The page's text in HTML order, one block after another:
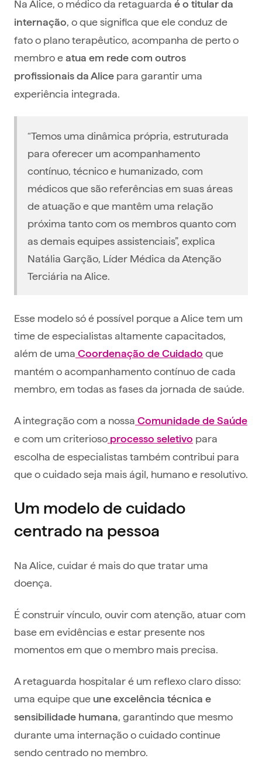
Na Alice, o médico da retaguarda é o titular da
internação, o que significa que ele conduz de
fato o plano terapêutico, acompanha de perto o
membro e atua em rede com outros
profissionais da Alice para garantir uma
experiência integrada.
“Temos uma dinâmica própria, estruturada
para oferecer um acompanhamento
contínuo, técnico e humanizado, com
médicos que são referências em suas áreas
de atuação e que mantêm uma relação
próxima tanto com os membros quanto com
as demais equipes assistenciais”, explica
Natália Garção, Líder Médica da Atenção
Terciária na Alice.
Esse modelo só é possível porque a Alice tem um
time de especialistas altamente capacitados,
além de uma Coordenação de Cuidado que
mantém o acompanhamento contínuo de cada
membro, em todas as fases da jornada de saúde.
A integração com a nossa Comunidade de Saúde
e com um criterioso processo seletivo para
escolha de especialistas também contribui para
que o cuidado seja mais ágil, humano e resolutivo.
Um modelo de cuidado
centrado na pessoa
Na Alice, cuidar é mais do que tratar uma
doença.
É construir vínculo, ouvir com atenção, atuar com
base em evidências e estar presente nos
momentos em que o membro mais precisa.
A retaguarda hospitalar é um reflexo claro disso:
uma equipe que une excelência técnica e
sensibilidade humana, garantindo que mesmo
durante uma internação o cuidado continue
sendo centrado no membro.